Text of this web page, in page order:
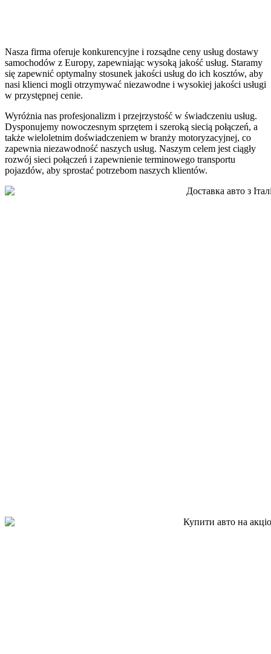
Nasza firma oferuje konkurencyjne i rozsądne ceny usług dostawy
samochodów z Europy, zapewniając wysoką jakość usług. Staramy
się zapewnić optymalny stosunek jakości usług do ich kosztów, aby
nasi klienci mogli otrzymywać niezawodne i wysokiej jakości usługi
w przystępnej cenie.
Wyróżnia nas profesjonalizm i przejrzystość w świadczeniu usług.
Dysponujemy nowoczesnym sprzętem i szeroką siecią połączeń, a
także wieloletnim doświadczeniem w branży motoryzacyjnej, co
zapewnia niezawodność naszych usług. Naszym celem jest ciągły
rozwój sieci połączeń i zapewnienie terminowego transportu
pojazdów, aby sprostać potrzebom naszych klientów.